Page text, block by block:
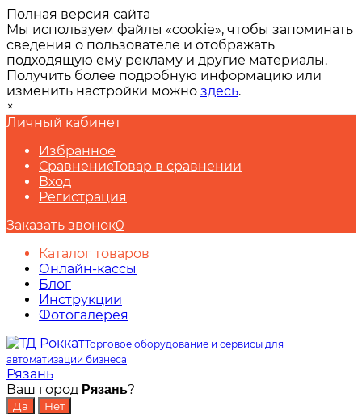
Полная версия сайта
Мы используем файлы «cookie», чтобы запоминать
сведения о пользователе и отображать
подходящую ему рекламу и другие материалы.
Получить более подробную информацию или
изменить настройки можно здесь.
×
Личный кабинет
Избранное
СравнениеТовар в сравнении
Вход
Регистрация
Заказать звонок0
Каталог товаров
Онлайн-кассы
Блог
Инструкции
Фотогалерея
Торговое оборудование и сервисы для
автоматизации бизнеса
Рязань
Ваш город Рязань?